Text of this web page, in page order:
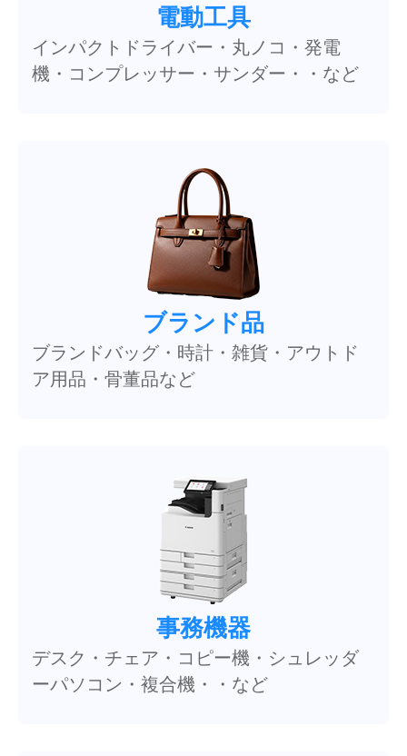
電動工具
インパクトドライバー・丸ノコ・発電
機・コンプレッサー・サンダー・・など
ブランド品
ブランドバッグ・時計・雑貨・アウトド
ア用品・骨董品など
事務機器
デスク・チェア・コピー機・シュレッダ
ーパソコン・複合機・・など